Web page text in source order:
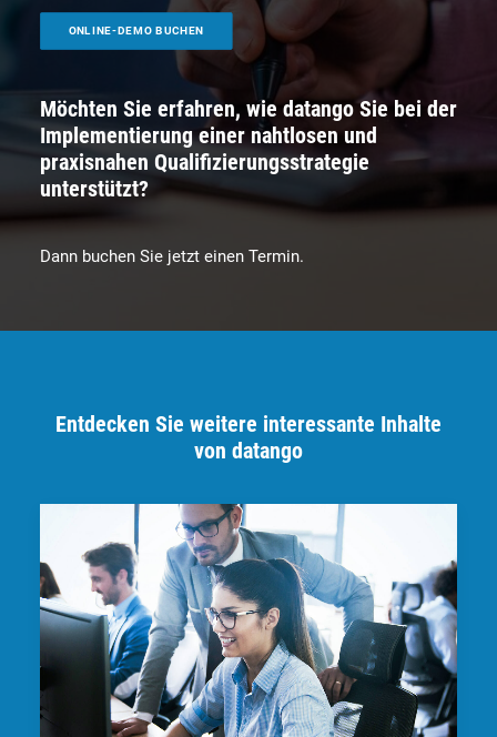
ONLINE-DEMO BUCHEN
Möchten Sie erfahren, wie datango Sie bei der
Implementierung einer nahtlosen und
praxisnahen Qualifizierungsstrategie
unterstützt?
Dann buchen Sie jetzt einen Termin.
Entdecken Sie weitere interessante Inhalte
von datango